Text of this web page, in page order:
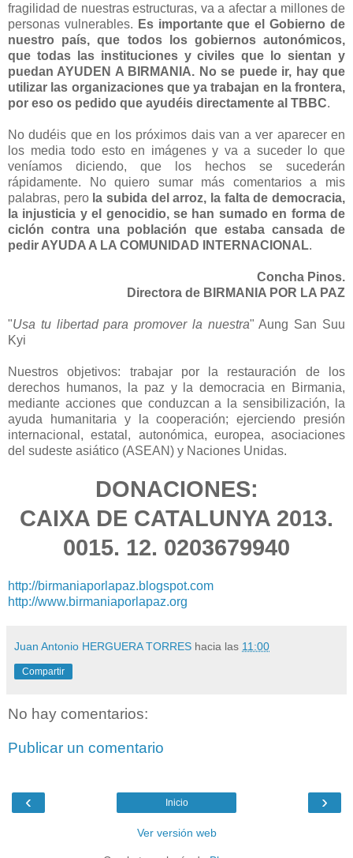
fragilidad de nuestras estructuras, va a afectar a millones de
personas vulnerables. Es importante que el Gobierno de
nuestro país, que todos los gobiernos autonómicos,
que todas las instituciones y civiles que lo sientan y
puedan AYUDEN A BIRMANIA. No se puede ir, hay que
utilizar las organizaciones que ya trabajan en la frontera,
por eso os pedido que ayudéis directamente al TBBC.
No dudéis que en los próximos dais van a ver aparecer en
los media todo esto en imágenes y va a suceder lo que
veníamos diciendo, que los hechos se sucederán
rápidamente. No quiero sumar más comentarios a mis
palabras, pero la subida del arroz, la falta de democracia,
la injusticia y el genocidio, se han sumado en forma de
ciclón contra una población que estaba cansada de
pedir AYUDA A LA COMUNIDAD INTERNACIONAL.
Concha Pinos.
Directora de BIRMANIA POR LA PAZ
"Usa tu libertad para promover la nuestra" Aung San Suu
Kyi
Nuestros objetivos: trabajar por la restauración de los
derechos humanos, la paz y la democracia en Birmania,
mediante acciones que conduzcan a la sensibilización, la
ayuda humanitaria y la cooperación; ejerciendo presión
internacional, estatal, autonómica, europea, asociaciones
del sudeste asiático (ASEAN) y Naciones Unidas.
DONACIONES:
CAIXA DE CATALUNYA 2013.
0015. 12. 0203679940
http://birmaniaporlapaz.blogspot.com
http://www.birmaniaporlapaz.org
Juan Antonio HERGUERA TORRES hacia las 11:00
Compartir
No hay comentarios:
Publicar un comentario
‹ ›
Inicio
Ver versión web